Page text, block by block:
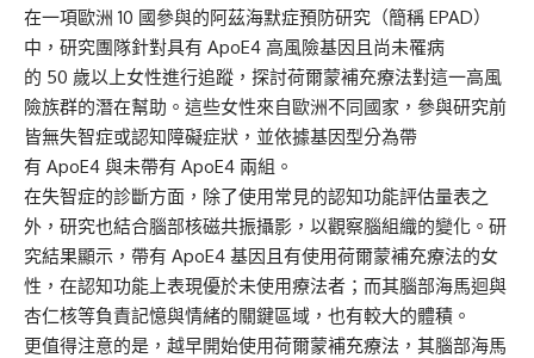
在一項歐洲 10 國參與的阿茲海默症預防研究（簡稱 EPAD）
中，研究團隊針對具有 ApoE4 高風險基因且尚未罹病
的 50 歲以上女性進行追蹤，探討荷爾蒙補充療法對這一高風
險族群的潛在幫助。這些女性來自歐洲不同國家，參與研究前
皆無失智症或認知障礙症狀，並依據基因型分為帶
有 ApoE4 與未帶有 ApoE4 兩組。
在失智症的診斷方面，除了使用常見的認知功能評估量表之
外，研究也結合腦部核磁共振攝影，以觀察腦組織的變化。研
究結果顯示，帶有 ApoE4 基因且有使用荷爾蒙補充療法的女
性，在認知功能上表現優於未使用療法者；而其腦部海馬迴與
杏仁核等負責記憶與情緒的關鍵區域，也有較大的體積。
更值得注意的是，越早開始使用荷爾蒙補充療法，其腦部海馬